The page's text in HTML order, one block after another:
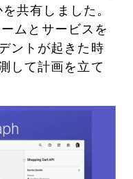
共有しました。
ムとサービスを
ントが起きた時
して計画を立て